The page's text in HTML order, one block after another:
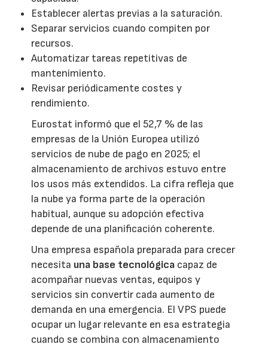
Establecer alertas previas a la saturación.
Separar servicios cuando compiten por
recursos.
Automatizar tareas repetitivas de
mantenimiento.
Revisar periódicamente costes y
rendimiento.
Eurostat informó que el 52,7 % de las
empresas de la Unión Europea utilizó
servicios de nube de pago en 2025; el
almacenamiento de archivos estuvo entre
los usos más extendidos. La cifra refleja que
la nube ya forma parte de la operación
habitual, aunque su adopción efectiva
depende de una planificación coherente.
Una empresa española preparada para crecer
necesita una base tecnológica capaz de
acompañar nuevas ventas, equipos y
servicios sin convertir cada aumento de
demanda en una emergencia. El VPS puede
ocupar un lugar relevante en esa estrategia
cuando se combina con almacenamiento